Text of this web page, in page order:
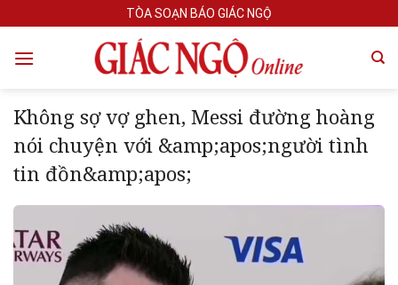
to
content
TÒA SOẠN BÁO GIÁC NGỘ
Không sợ vợ ghen, Messi đường hoàng
nói chuyện với &amp;apos;người tình
tin đồn&amp;apos;